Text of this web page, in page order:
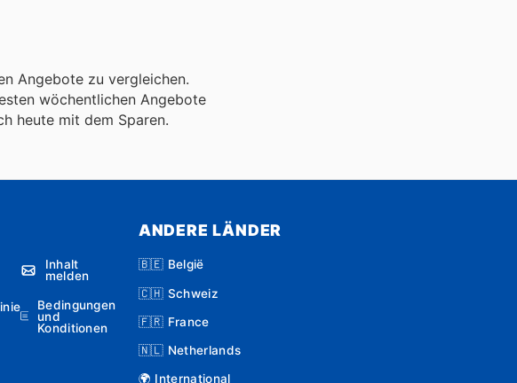
Angebote zu vergleichen.
wöchentlichen Angebote
heute mit dem Sparen.
Inhalt
melden
Bedingungen
und
Konditionen
ANDERE LÄNDER
🇧🇪 België
🇨🇭 Schweiz
🇫🇷 France
🇳🇱 Netherlands
🌍 International